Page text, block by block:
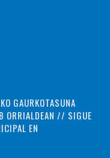
GAURKOTASUNA
ORRIALDEAN // SIGUE
EN